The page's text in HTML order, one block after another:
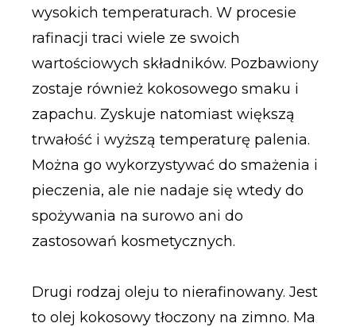
wysokich temperaturach. W procesie
rafinacji traci wiele ze swoich
wartościowych składników. Pozbawiony
zostaje również kokosowego smaku i
zapachu. Zyskuje natomiast większą
trwałość i wyższą temperaturę palenia.
Można go wykorzystywać do smażenia i
pieczenia, ale nie nadaje się wtedy do
spożywania na surowo ani do
zastosowań kosmetycznych.
Drugi rodzaj oleju to nierafinowany. Jest
to olej kokosowy tłoczony na zimno. Ma